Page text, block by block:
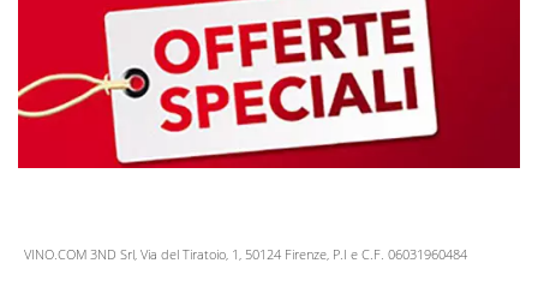
VINO.COM 3ND Srl, Via del Tiratoio, 1, 50124 Firenze, P.I e C.F. 06031960484